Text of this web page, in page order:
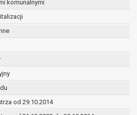
komunalnymi
od 29.10.2014
a także obowiązków i
przez instytucje
wobec Gminy;
i realizacji umów;
interesów osoby, której
lub innej osoby fizycznej;
zadania realizowanego w
publicznym lub w ramach
władzy publicznej
administratorowi;